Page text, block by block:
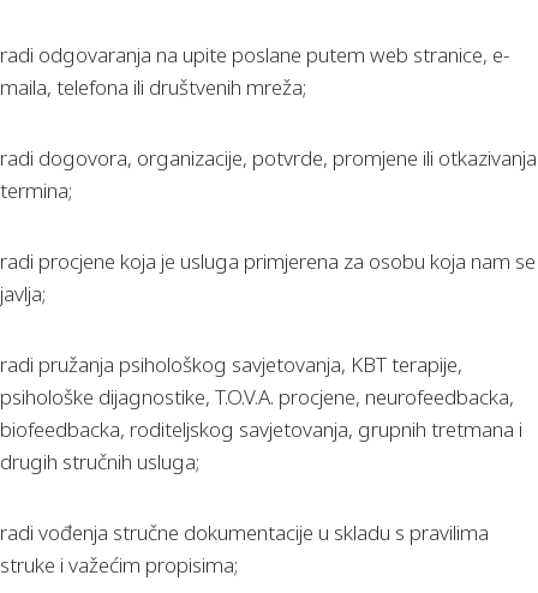
radi odgovaranja na upite poslane putem web stranice, e-
maila, telefona ili društvenih mreža;
radi dogovora, organizacije, potvrde, promjene ili otkazivanja
termina;
radi procjene koja je usluga primjerena za osobu koja nam se
javlja;
radi pružanja psihološkog savjetovanja, KBT terapije,
psihološke dijagnostike, T.O.V.A. procjene, neurofeedbacka,
biofeedbacka, roditeljskog savjetovanja, grupnih tretmana i
drugih stručnih usluga;
radi vođenja stručne dokumentacije u skladu s pravilima
struke i važećim propisima;